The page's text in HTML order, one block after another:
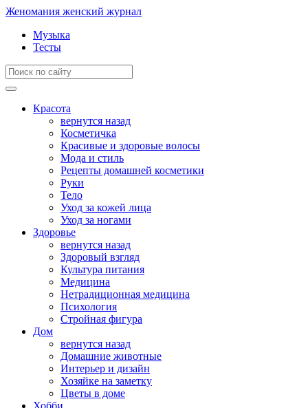
Женомания женский журнал
Музыка
Тесты
Красота
вернутся назад
Косметичка
Красивые и здоровые волосы
Мода и стиль
Рецепты домашней косметики
Руки
Тело
Уход за кожей лица
Уход за ногами
Здоровье
вернутся назад
Здоровый взгляд
Культура питания
Медицина
Нетрадиционная медицина
Психология
Стройная фигура
Дом
вернутся назад
Домашние животные
Интерьер и дизайн
Хозяйке на заметку
Цветы в доме
Хобби